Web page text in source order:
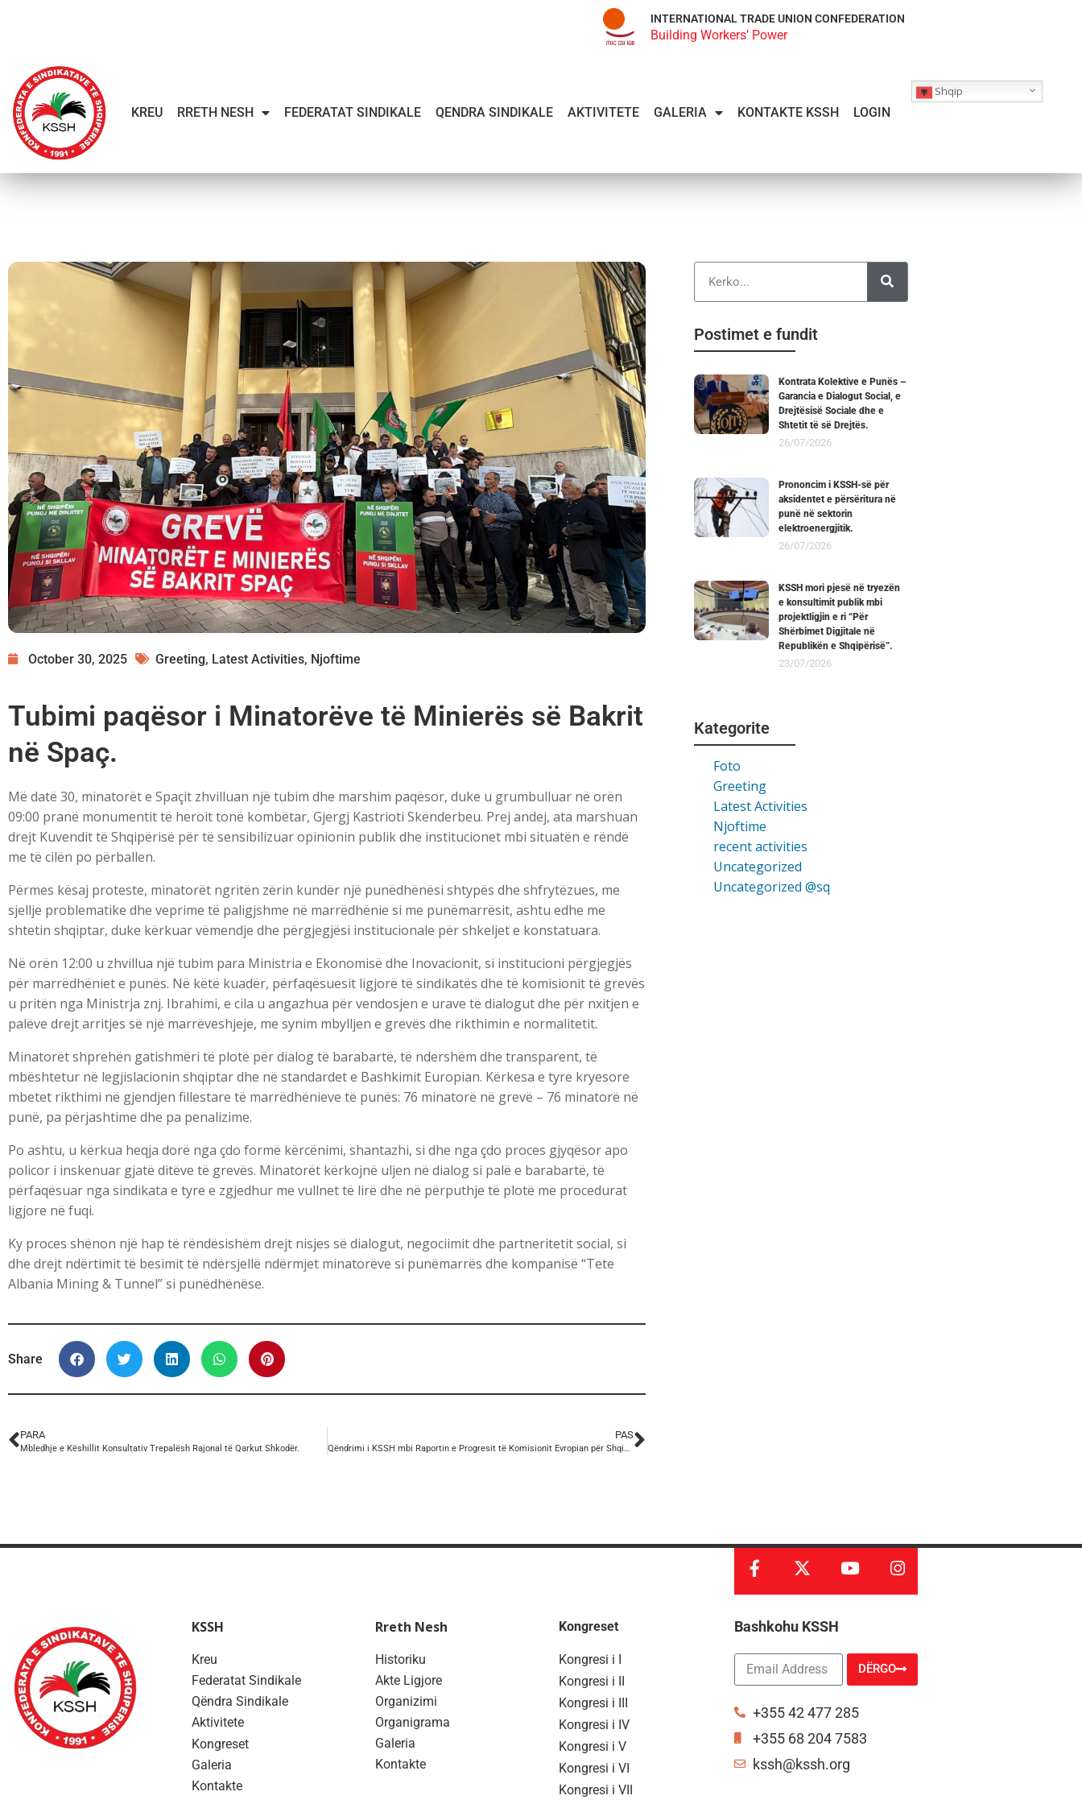
INTERNATIONAL TRADE UNION CONFEDERATION
Building Workers’ Power
KREU RRETH NESH FEDERATAT SINDIKALE QENDRA SINDIKALE AKTIVITETE GALERIA KONTAKTE KSSH LOGIN
Shqip
October 30, 2025 Greeting, Latest Activities, Njoftime
Tubimi paqësor i Minatorëve të Minierës së Bakrit
në Spaç.
Më datë 30, minatorët e Spaçit zhvilluan një tubim dhe marshim paqësor, duke u grumbulluar në orën
09:00 pranë monumentit të heroit tonë kombëtar, Gjergj Kastrioti Skënderbeu. Prej andej, ata marshuan
drejt Kuvendit të Shqipërisë për të sensibilizuar opinionin publik dhe institucionet mbi situatën e rëndë
me të cilën po përballen.
Përmes kësaj proteste, minatorët ngritën zërin kundër një punëdhënësi shtypës dhe shfrytëzues, me
sjellje problematike dhe veprime të paligjshme në marrëdhënie si me punëmarrësit, ashtu edhe me
shtetin shqiptar, duke kërkuar vëmendje dhe përgjegjësi institucionale për shkeljet e konstatuara.
Në orën 12:00 u zhvillua një tubim para Ministria e Ekonomisë dhe Inovacionit, si institucioni përgjegjës
për marrëdhëniet e punës. Në këtë kuadër, përfaqësuesit ligjorë të sindikatës dhe të komisionit të grevës
u pritën nga Ministrja znj. Ibrahimi, e cila u angazhua për vendosjen e urave të dialogut dhe për nxitjen e
palëve drejt arritjes së një marrëveshjeje, me synim mbylljen e grevës dhe rikthimin e normalitetit.
Minatorët shprehën gatishmëri të plotë për dialog të barabartë, të ndershëm dhe transparent, të
mbështetur në legjislacionin shqiptar dhe në standardet e Bashkimit Europian. Kërkesa e tyre kryesore
mbetet rikthimi në gjendjen fillestare të marrëdhënieve të punës: 76 minatorë në grevë – 76 minatorë në
punë, pa përjashtime dhe pa penalizime.
Po ashtu, u kërkua heqja dorë nga çdo formë kërcënimi, shantazhi, si dhe nga çdo proces gjyqësor apo
policor i inskenuar gjatë ditëve të grevës. Minatorët kërkojnë uljen në dialog si palë e barabartë, të
përfaqësuar nga sindikata e tyre e zgjedhur me vullnet të lirë dhe në përputhje të plotë me procedurat
ligjore në fuqi.
Ky proces shënon një hap të rëndësishëm drejt nisjes së dialogut, negociimit dhe partneritetit social, si
dhe drejt ndërtimit të besimit të ndërsjellë ndërmjet minatorëve si punëmarrës dhe kompanisë “Tete
Albania Mining & Tunnel”si punëdhënëse.
Share
PARA
Mbledhje e Këshillit Konsultativ Trepalësh Rajonal të Qarkut Shkodër.
PAS
Qëndrimi i KSSH mbi Raportin e Progresit të Komisionit Evropian për Shqipërinë (2025).
Postimet e fundit
Kontrata Kolektive e Punës –
Garancia e Dialogut Social, e
Drejtësisë Sociale dhe e
Shtetit të së Drejtës.
26/07/2026
Prononcim i KSSH-së për
aksidentet e përsëritura në
punë në sektorin
elektroenergjitik.
26/07/2026
KSSH mori pjesë në tryezën
e konsultimit publik mbi
projektligjin e ri “Për
Shërbimet Digjitale në
Republikën e Shqipërisë”.
23/07/2026
Kategorite
Foto
Greeting
Latest Activities
Njoftime
recent activities
Uncategorized
Uncategorized @sq
KSSH
Kreu
Federatat Sindikale
Qëndra Sindikale
Aktivitete
Kongreset
Galeria
Kontakte
Rreth Nesh
Historiku
Akte Ligjore
Organizimi
Organigrama
Galeria
Kontakte
Kongreset
Kongresi i I
Kongresi i II
Kongresi i III
Kongresi i IV
Kongresi i V
Kongresi i VI
Kongresi i VII
Bashkohu KSSH
DËRGO
+355 42 477 285
+355 68 204 7583
kssh@kssh.org